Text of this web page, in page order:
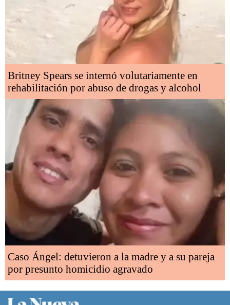
Britney Spears se internó volutariamente en
rehabilitación por abuso de drogas y alcohol
Caso Ángel: detuvieron a la madre y a su pareja
por presunto homicidio agravado